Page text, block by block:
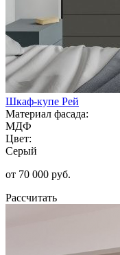
Шкаф-купе Рей
Материал фасада:
МДФ
Цвет:
Серый
от 70 000 руб.
Рассчитать